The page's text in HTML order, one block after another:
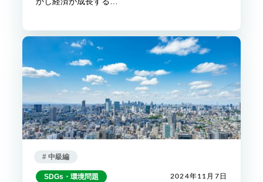
# 中級編
SDGs・環境問題 2024年11月7日